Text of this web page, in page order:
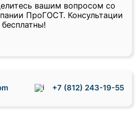
вашим вопросом со
ПроГОСТ. Консультации
бесплатны!
+7 (812) 243-19-55